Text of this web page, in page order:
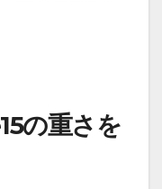
の重さを